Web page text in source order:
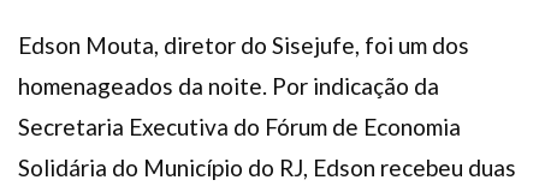
Edson Mouta, diretor do Sisejufe, foi um dos
homenageados da noite. Por indicação da
Secretaria Executiva do Fórum de Economia
Solidária do Município do RJ, Edson recebeu duas